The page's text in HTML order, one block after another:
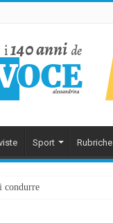
Sport Rubriche
condurre